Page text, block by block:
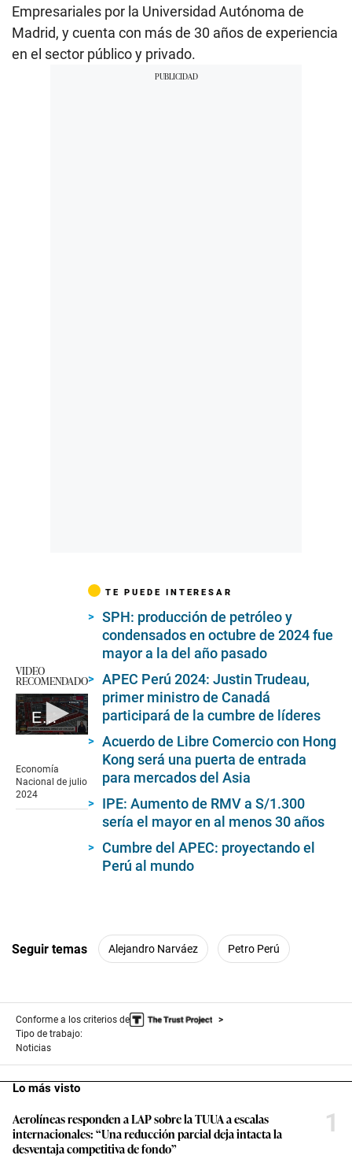
Empresariales por la Universidad Autónoma de
Madrid, y cuenta con más de 30 años de experiencia
en el sector público y privado.
VIDEO
RECOMENDADO
Economía Nacional de julio 2024
of
39
seconds
Economía
Nacional de julio
2024
TE PUEDE INTERESAR
SPH: producción de petróleo y
condensados en octubre de 2024 fue
mayor a la del año pasado
APEC Perú 2024: Justin Trudeau,
primer ministro de Canadá
participará de la cumbre de líderes
Acuerdo de Libre Comercio con Hong
Kong será una puerta de entrada
para mercados del Asia
IPE: Aumento de RMV a S/1.300
sería el mayor en al menos 30 años
Cumbre del APEC: proyectando el
Perú al mundo
Seguir temas Alejandro Narváez Petro Perú
Conforme a los criterios de
Tipo de trabajo:
Noticias
Lo más visto
Aerolíneas responden a LAP sobre la TUUA a escalas
internacionales: “Una reducción parcial deja intacta la
desventaja competitiva de fondo”
1